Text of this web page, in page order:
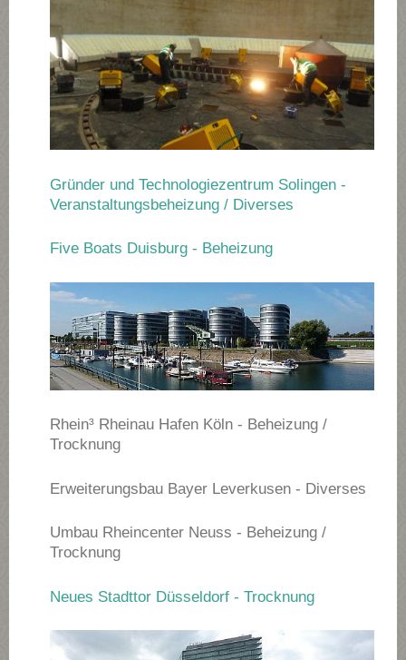
Gründer und Technologiezentrum Solingen -
Veranstaltungsbeheizung / Diverses
Five Boats Duisburg - Beheizung
Rhein³ Rheinau Hafen Köln - Beheizung /
Trocknung
Erweiterungsbau Bayer Leverkusen - Diverses
Umbau Rheincenter Neuss - Beheizung /
Trocknung
Neues Stadttor Düsseldorf - Trocknung